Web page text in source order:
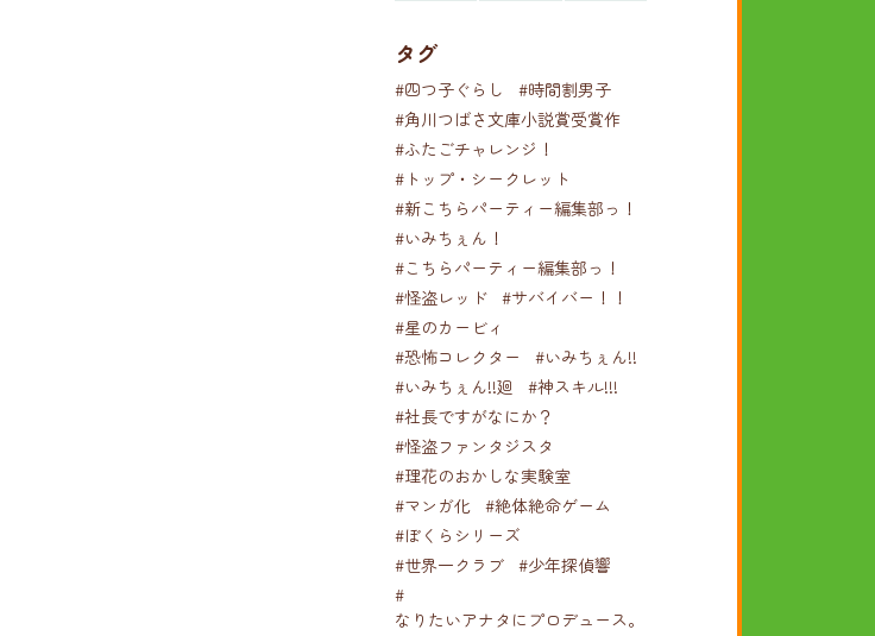
タグ
#四つ子ぐらし
#時間割男子
#角川つばさ文庫小説賞受賞作
#ふたごチャレンジ！
#トップ・シークレット
#新こちらパーティー編集部っ！
#いみちぇん！
#こちらパーティー編集部っ！
#怪盗レッド #サバイバー！！
#星のカービィ
#恐怖コレクター
#いみちぇん!!
#いみちぇん!!廻
#神スキル!!!
#社長ですがなにか？
#怪盗ファンタジスタ
#理花のおかしな実験室
#マンガ化 #絶体絶命ゲーム
#ぼくらシリーズ
#世界一クラブ #少年探偵響
#
なりたいアナタにプロデュース。